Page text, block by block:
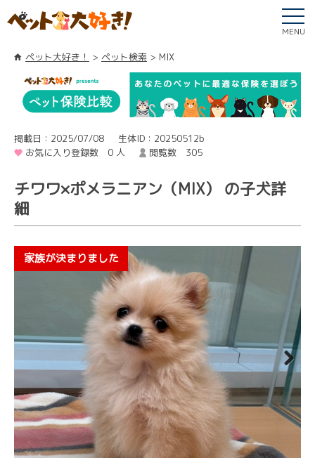
MENU
ペット大好き！ ペット検索 MIX
掲載日：2025/07/08
生体ID：20250512b
お気に入り登録数 0 人
閲覧数 305
チワワ×ポメラニアン（MIX） の子犬詳
細
Next